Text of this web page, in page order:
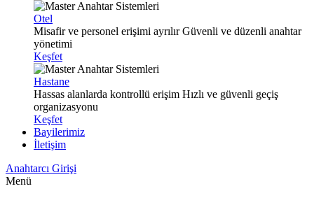
Otel
Misafir ve personel erişimi ayrılır Güvenli ve düzenli anahtar
yönetimi
Keşfet
Hastane
Hassas alanlarda kontrollü erişim Hızlı ve güvenli geçiş
organizasyonu
Keşfet
Bayilerimiz
İletişim
Anahtarcı Girişi
Menü